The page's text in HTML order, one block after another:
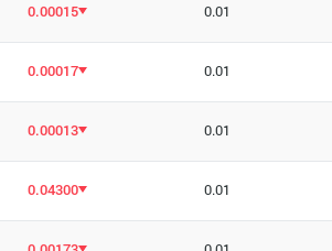
0.00015 0.01
0.00017 0.01
0.00013 0.01
0.04300 0.01